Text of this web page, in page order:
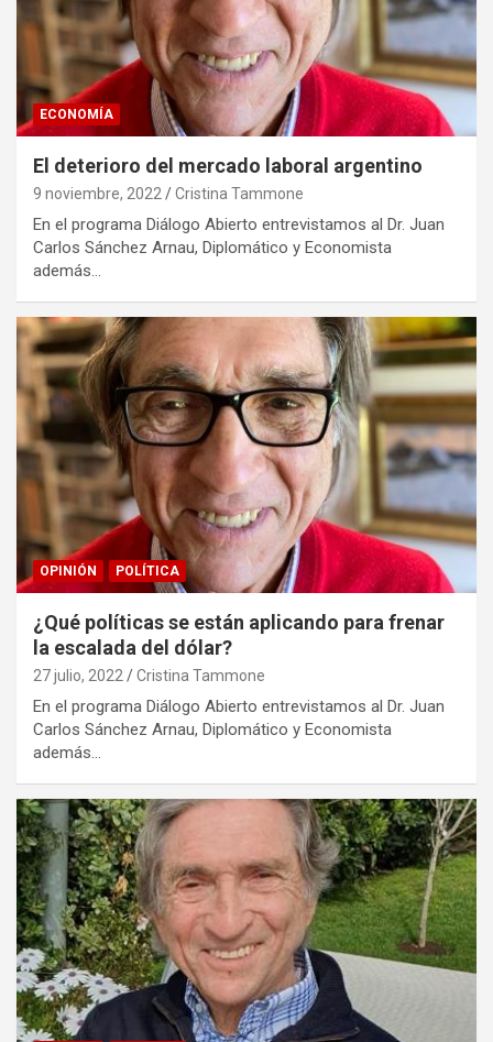
ECONOMÍA
El deterioro del mercado laboral argentino
9 noviembre, 2022 Cristina Tammone
En el programa Diálogo Abierto entrevistamos al Dr. Juan
Carlos Sánchez Arnau, Diplomático y Economista
además…
OPINIÓN POLÍTICA
¿Qué políticas se están aplicando para frenar
la escalada del dólar?
27 julio, 2022 Cristina Tammone
En el programa Diálogo Abierto entrevistamos al Dr. Juan
Carlos Sánchez Arnau, Diplomático y Economista
además…